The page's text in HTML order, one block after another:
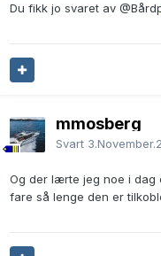
Du fikk jo svaret av
mmosberg
Svart
Og der lærte jeg noe i dag
fare så lenge den er